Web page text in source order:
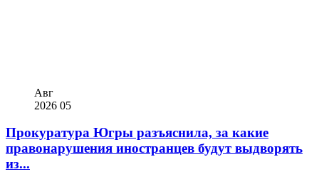
Авг
2026 05
Прокуратура Югры разъяснила, за какие
правонарушения иностранцев будут выдворять
из...